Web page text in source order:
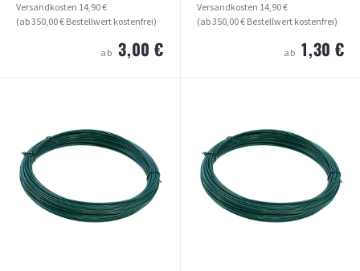
Versandkosten 14,90 €
(ab 350,00 € Bestellwert kostenfrei)
ab 3,00 €
(ab 350,00 € Bestellwert kostenfrei)
3,00 €
ARTIKEL ANSEHEN
Versandkosten 14,90 €
(ab 350,00 € Bestellwert kostenfrei)
ab 1,30 €
ab 1,30 €
ARTIKEL ANSEHEN